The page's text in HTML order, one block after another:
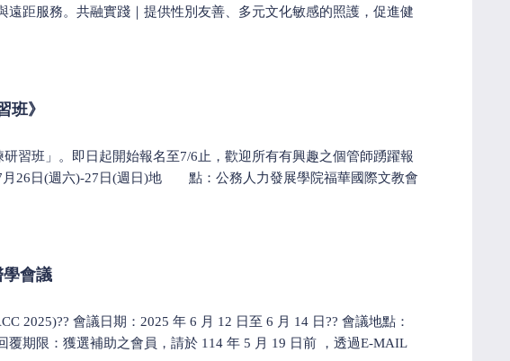
距服務。共融實踐｜提供性別友善、多元文化敏感的照護，促進健
班》
習班」。即日起開始報名至7/6止，歡迎所有有興趣之個管師踴躍報
月26日(週六)-27日(週日)地 點：公務人力發展學院福華國際文教會
學會議
2025)?? 會議日期：2025 年 6 月 12 日至 6 月 14 日?? 會議地點：
覆期限：獲選補助之會員，請於 114 年 5 月 19 日前 ，透過E-MAIL